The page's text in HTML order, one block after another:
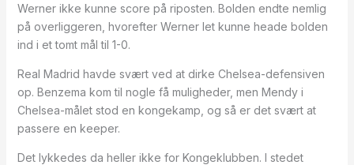
Werner ikke kunne score på riposten. Bolden endte nemlig
på overliggeren, hvorefter Werner let kunne heade bolden
ind i et tomt mål til 1-0.
Real Madrid havde svært ved at dirke Chelsea-defensiven
op. Benzema kom til nogle få muligheder, men Mendy i
Chelsea-målet stod en kongekamp, og så er det svært at
passere en keeper.
Det lykkedes da heller ikke for Kongeklubben. I stedet